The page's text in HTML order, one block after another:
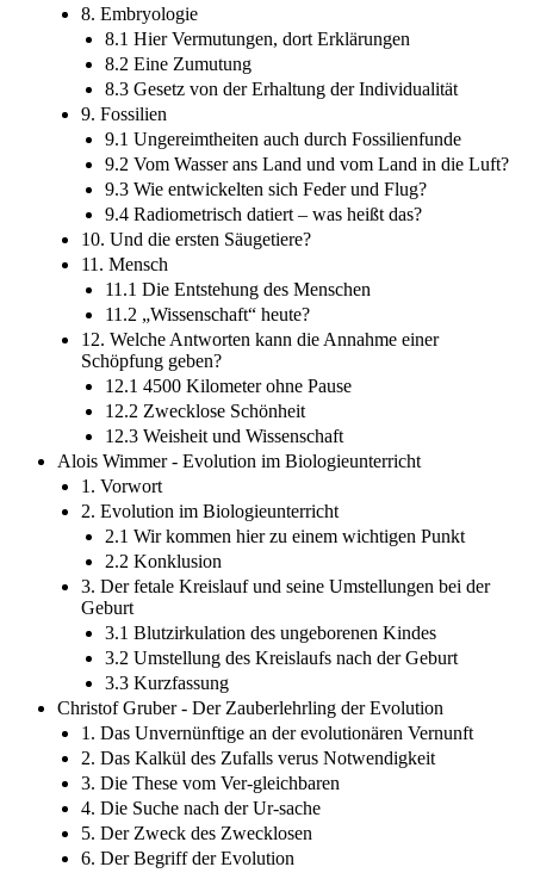
8. Embryologie
8.1 Hier Vermutungen, dort Erklärungen
8.2 Eine Zumutung
8.3 Gesetz von der Erhaltung der Individualität
9. Fossilien
9.1 Ungereimtheiten auch durch Fossilienfunde
9.2 Vom Wasser ans Land und vom Land in die Luft?
9.3 Wie entwickelten sich Feder und Flug?
9.4 Radiometrisch datiert – was heißt das?
10. Und die ersten Säugetiere?
11. Mensch
11.1 Die Entstehung des Menschen
11.2 „Wissenschaft“ heute?
12. Welche Antworten kann die Annahme einer
Schöpfung geben?
12.1 4500 Kilometer ohne Pause
12.2 Zwecklose Schönheit
12.3 Weisheit und Wissenschaft
Alois Wimmer - Evolution im Biologieunterricht
1. Vorwort
2. Evolution im Biologieunterricht
2.1 Wir kommen hier zu einem wichtigen Punkt
2.2 Konklusion
3. Der fetale Kreislauf und seine Umstellungen bei der
Geburt
3.1 Blutzirkulation des ungeborenen Kindes
3.2 Umstellung des Kreislaufs nach der Geburt
3.3 Kurzfassung
Christof Gruber - Der Zauberlehrling der Evolution
1. Das Unvernünftige an der evolutionären Vernunft
2. Das Kalkül des Zufalls verus Notwendigkeit
3. Die These vom Ver-gleichbaren
4. Die Suche nach der Ur-sache
5. Der Zweck des Zwecklosen
6. Der Begriff der Evolution